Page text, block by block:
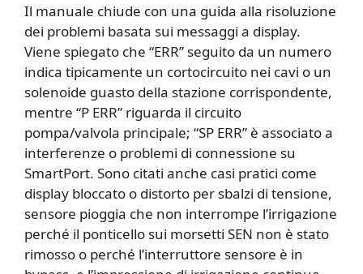
Il manuale chiude con una guida alla risoluzione
dei problemi basata sui messaggi a display.
Viene spiegato che “ERR” seguito da un numero
indica tipicamente un cortocircuito nei cavi o un
solenoide guasto della stazione corrispondente,
mentre “P ERR” riguarda il circuito
pompa/valvola principale; “SP ERR” è associato a
interferenze o problemi di connessione su
SmartPort. Sono citati anche casi pratici come
display bloccato o distorto per sbalzi di tensione,
sensore pioggia che non interrompe l’irrigazione
perché il ponticello sui morsetti SEN non è stato
rimosso o perché l’interruttore sensore è in